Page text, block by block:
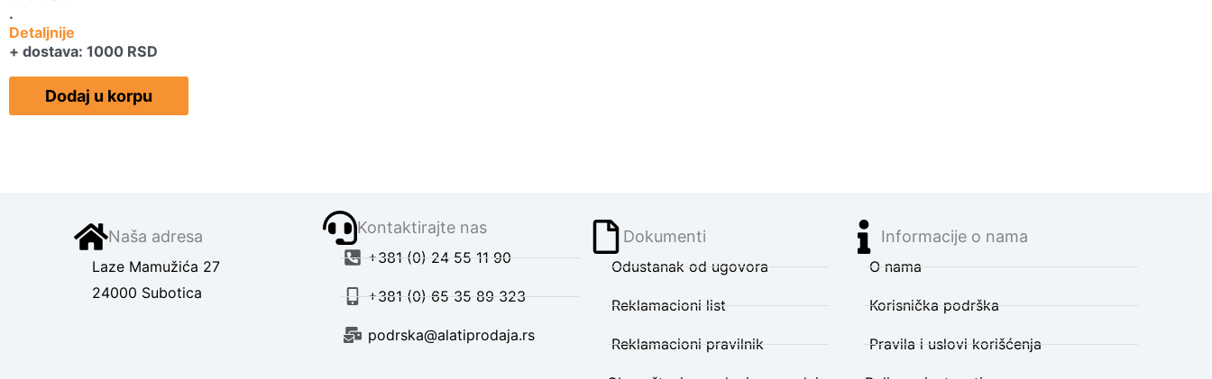
.
Detaljnije
+ dostava: 1000 RSD
Dodaj u korpu
Naša adresa
Laze Mamužića 27
24000 Subotica
Kontaktirajte nas
+381 (0) 24 55 11 90
+381 (0) 65 35 89 323
podrska@alatiprodaja.rs
Dokumenti
Odustanak od ugovora
Reklamacioni list
Reklamacioni pravilnik
Informacije o nama
O nama
Korisnička podrška
Pravila i uslovi korišćenja